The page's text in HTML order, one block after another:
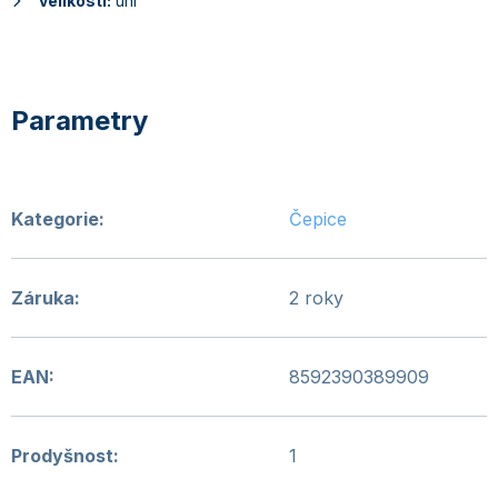
Kategorie: Čepice
Záruka: 2 roky
EAN: 8592390389909
Prodyšnost: 1